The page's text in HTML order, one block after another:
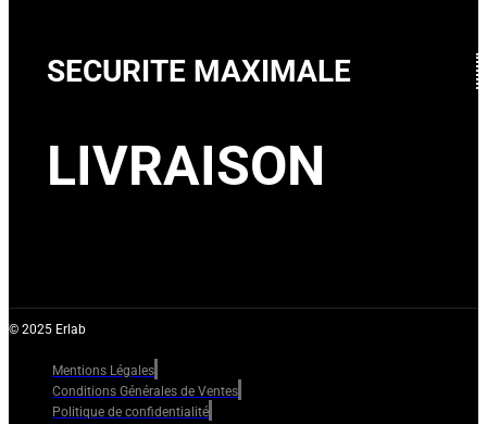
SECURITE MAXIMALE
LIVRAISON
© 2025 Erlab
Mentions Légales
Conditions Générales de Ventes
Politique de confidentialité